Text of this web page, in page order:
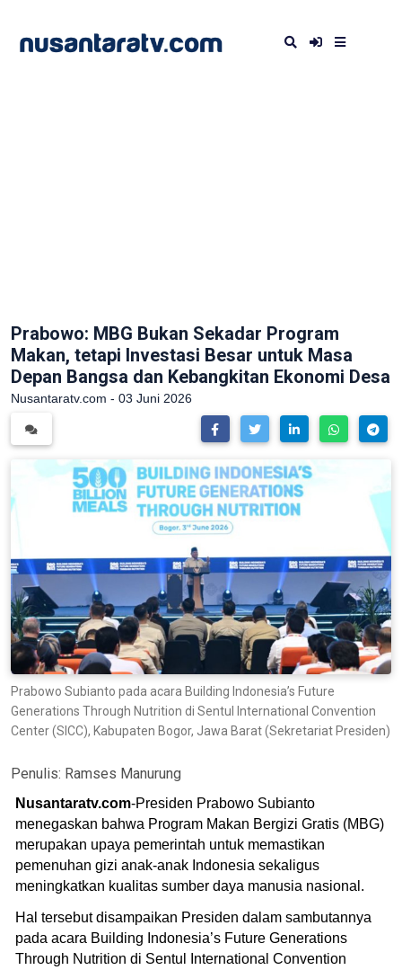
Prabowo: MBG Bukan Sekadar Program
Makan, tetapi Investasi Besar untuk Masa
Depan Bangsa dan Kebangkitan Ekonomi Desa
Nusantaratv.com - 03 Juni 2026
Prabowo Subianto pada acara Building Indonesia’s Future
Generations Through Nutrition di Sentul International Convention
Center (SICC), Kabupaten Bogor, Jawa Barat (Sekretariat Presiden)
Penulis: Ramses Manurung
Nusantaratv.com-Presiden Prabowo Subianto
menegaskan bahwa Program Makan Bergizi Gratis (MBG)
merupakan upaya pemerintah untuk memastikan
pemenuhan gizi anak-anak Indonesia sekaligus
meningkatkan kualitas sumber daya manusia nasional.
Hal tersebut disampaikan Presiden dalam sambutannya
pada acara Building Indonesia’s Future Generations
Through Nutrition di Sentul International Convention